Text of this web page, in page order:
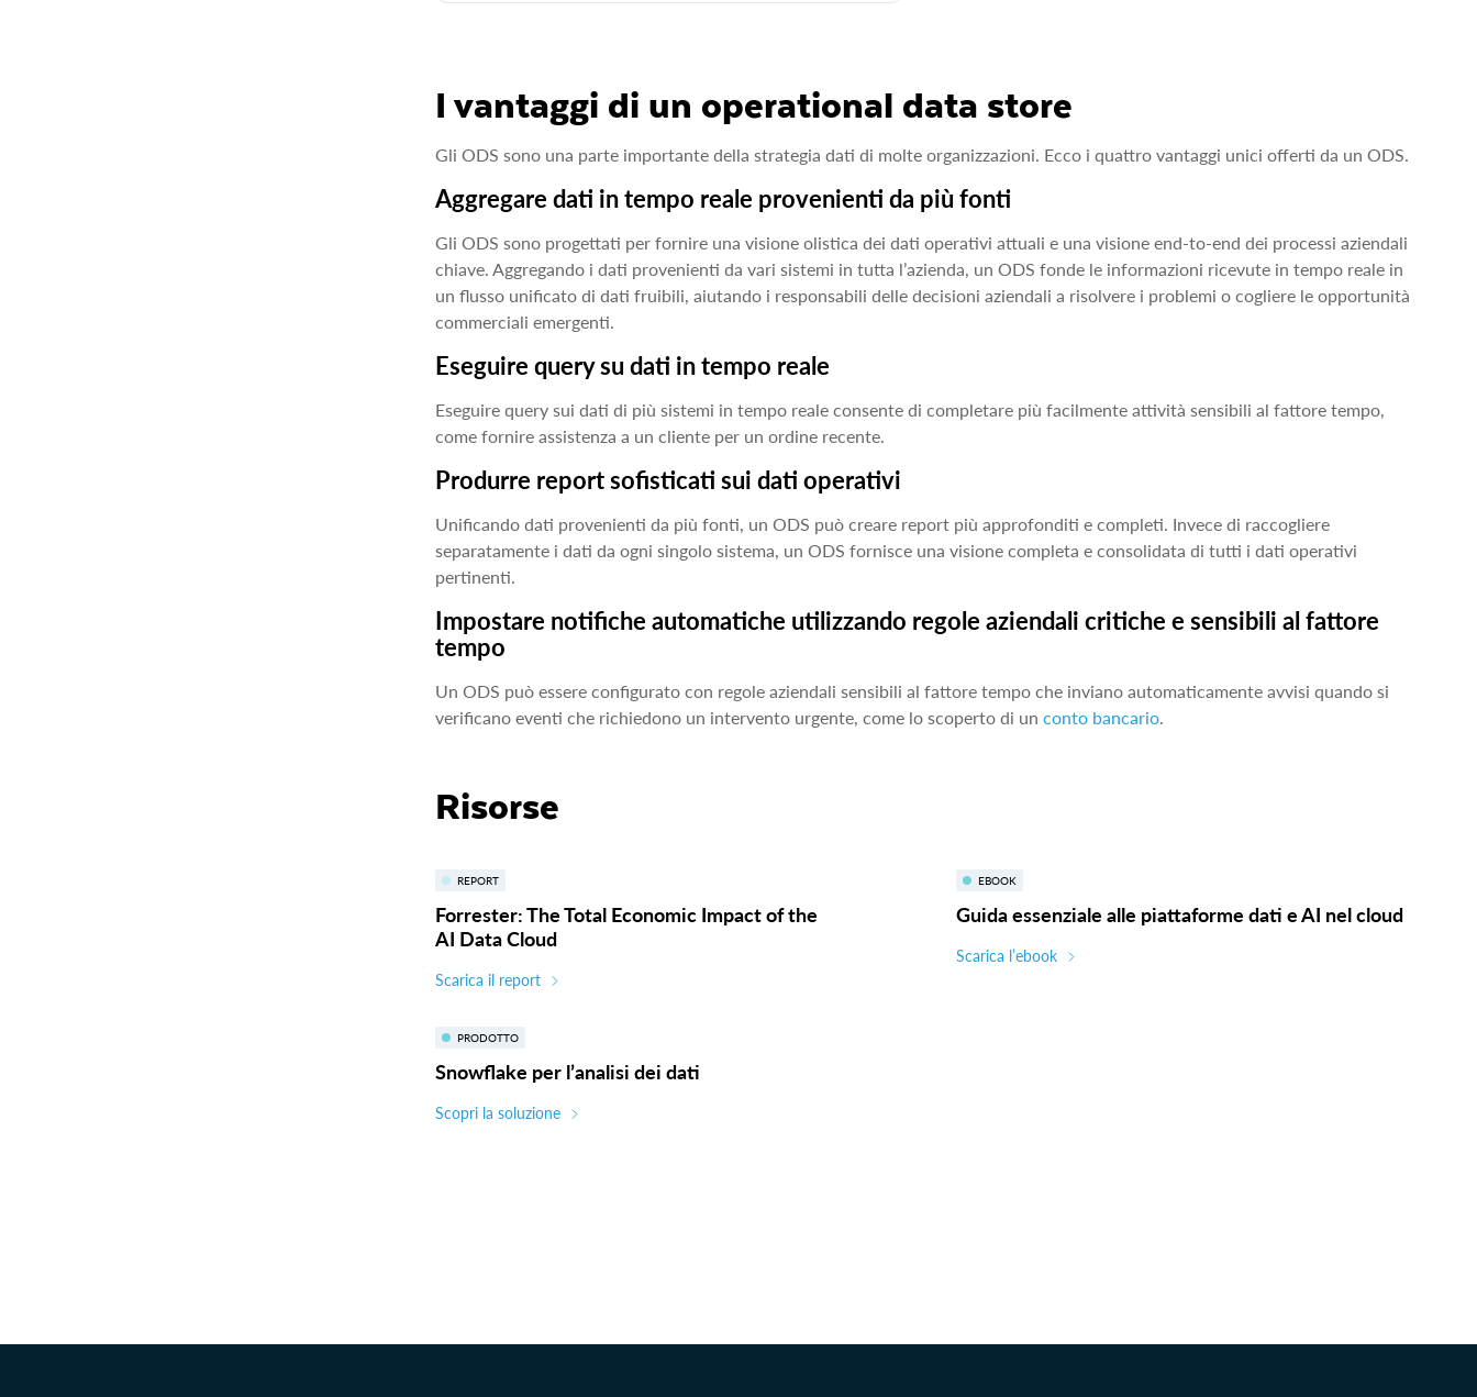
I vantaggi di un operational data store
Gli ODS sono una parte importante della strategia dati di molte organizzazioni. Ecco i quattro vantaggi unici offerti da un ODS.
Aggregare dati in tempo reale provenienti da più fonti
Gli ODS sono progettati per fornire una visione olistica dei dati operativi attuali e una visione end‑to‑end dei processi aziendali
chiave. Aggregando i dati provenienti da vari sistemi in tutta l’azienda, un ODS fonde le informazioni ricevute in tempo reale in
un flusso unificato di dati fruibili, aiutando i responsabili delle decisioni aziendali a risolvere i problemi o cogliere le opportunità
commerciali emergenti.
Eseguire query su dati in tempo reale
Eseguire query sui dati di più sistemi in tempo reale consente di completare più facilmente attività sensibili al fattore tempo,
come fornire assistenza a un cliente per un ordine recente.
Produrre report sofisticati sui dati operativi
Unificando dati provenienti da più fonti, un ODS può creare report più approfonditi e completi. Invece di raccogliere
separatamente i dati da ogni singolo sistema, un ODS fornisce una visione completa e consolidata di tutti i dati operativi
pertinenti.
Impostare notifiche automatiche utilizzando regole aziendali critiche e sensibili al fattore
tempo
Un ODS può essere configurato con regole aziendali sensibili al fattore tempo che inviano automaticamente avvisi quando si
verificano eventi che richiedono un intervento urgente, come lo scoperto di un conto bancario
Risorse
REPORT
Forrester: The Total Economic Impact of the
AI Data Cloud
Scarica il report
PRODOTTO
Snowflake per l’analisi dei dati
Scopri la soluzione
EBOOK
Guida essenziale alle piattaforme dati e AI nel cloud
Scarica l’ebook